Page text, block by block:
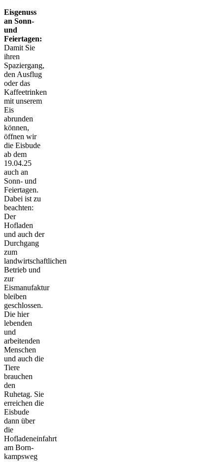
Eisgenuss
an Sonn-
und
Feiertagen:
Damit Sie
ihren
Spaziergang,
den Ausflug
oder das
Kaffeetrinken
mit unserem
Eis
abrunden
können,
öffnen wir
die Eisbude
ab dem
19.04.25
auch an
Sonn- und
Feiertagen.
Dabei ist zu
beachten:
Der
Hofladen
und auch der
Durchgang
zum
landwirtschaftlichen
Betrieb und
zur
Eismanufaktur
bleiben
geschlossen.
Die hier
lebenden
und
arbeitenden
Menschen
und auch die
Tiere
brauchen
den
Ruhetag. Sie
erreichen die
Eisbude
dann über
die
Hofladeneinfahrt
am Born-
kampsweg